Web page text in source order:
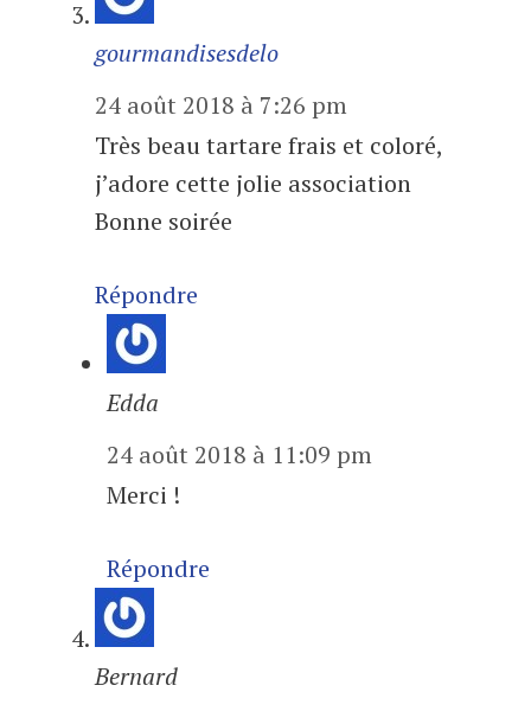
gourmandisesdelo
24 août 2018 à 7:26 pm
Très beau tartare frais et coloré,
j’adore cette jolie association
Bonne soirée
Répondre
Edda
24 août 2018 à 11:09 pm
Merci !
Répondre
Bernard